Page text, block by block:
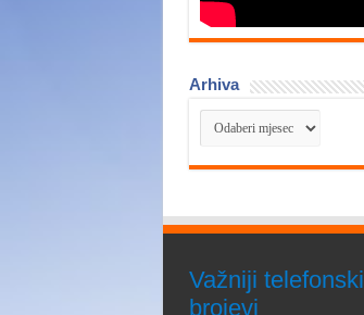
Arhiva
Arhiva
Važniji telefonski
brojevi